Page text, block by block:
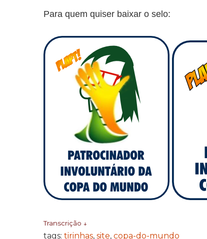
Para quem quiser baixar o selo:
Transcrição ↓
tags: tirinhas, site, copa-do-mundo